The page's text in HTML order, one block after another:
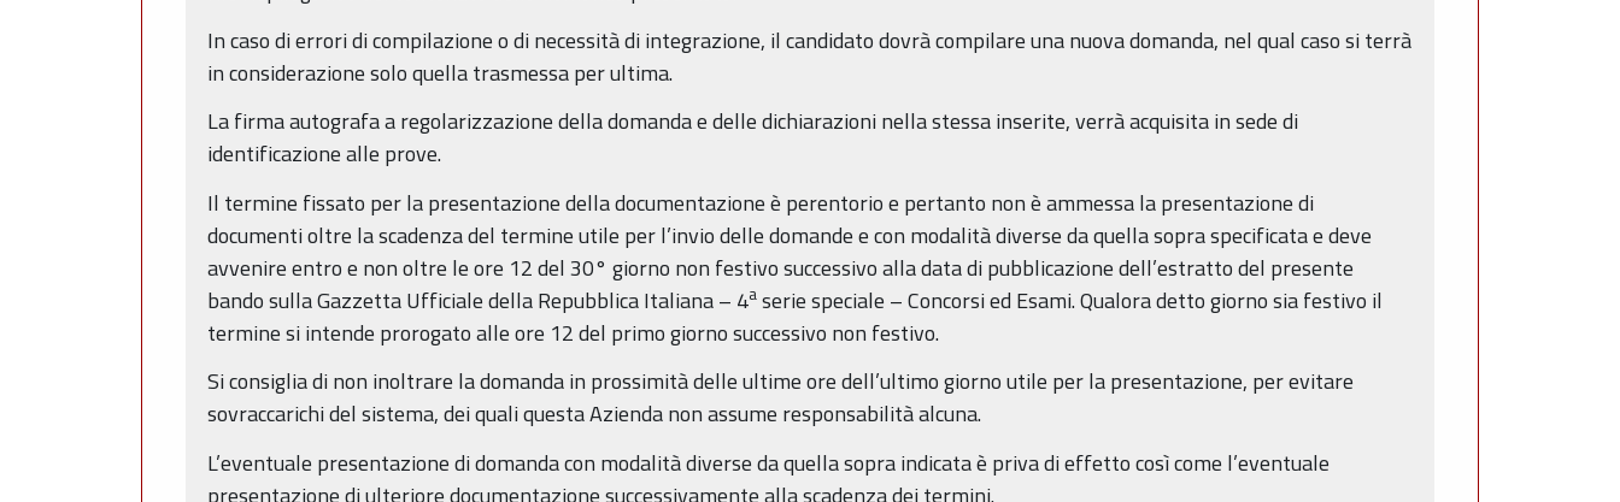
In caso di errori di compilazione o di necessità di integrazione, il candidato dovrà compilare una nuova domanda, nel qual caso si terrà
in considerazione solo quella trasmessa per ultima.
La firma autografa a regolarizzazione della domanda e delle dichiarazioni nella stessa inserite, verrà acquisita in sede di
identificazione alle prove.
Il termine fissato per la presentazione della documentazione è perentorio e pertanto non è ammessa la presentazione di
documenti oltre la scadenza del termine utile per l’invio delle domande e con modalità diverse da quella sopra specificata e deve
avvenire entro e non oltre le ore 12 del 30° giorno non festivo successivo alla data di pubblicazione dell’estratto del presente
bando sulla Gazzetta Ufficiale della Repubblica Italiana – 4a serie speciale – Concorsi ed Esami. Qualora detto giorno sia festivo il
termine si intende prorogato alle ore 12 del primo giorno successivo non festivo.
Si consiglia di non inoltrare la domanda in prossimità delle ultime ore dell’ultimo giorno utile per la presentazione, per evitare
sovraccarichi del sistema, dei quali questa Azienda non assume responsabilità alcuna.
L’eventuale presentazione di domanda con modalità diverse da quella sopra indicata è priva di effetto così come l’eventuale
presentazione di ulteriore documentazione successivamente alla scadenza dei termini.